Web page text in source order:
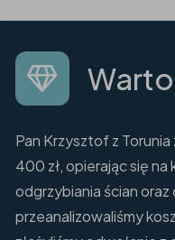
Pan Krzysztof z Torunia
400 zł, opierając się
odgrzybiania ścian
przeanalizowaliśmy